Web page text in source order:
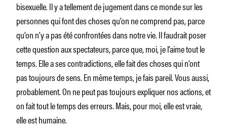
bisexuelle. Il y a tellement de jugement dans ce monde sur les
personnes qui font des choses qu’on ne comprend pas, parce
qu’on n’y a pas été confrontées dans notre vie. Il faudrait poser
cette question aux spectateurs, parce que, moi, je l’aime tout le
temps. Elle a ses contradictions, elle fait des choses qui n’ont
pas toujours de sens. En même temps, je fais pareil. Vous aussi,
probablement. On ne peut pas toujours expliquer nos actions, et
on fait tout le temps des erreurs. Mais, pour moi, elle est vraie,
elle est humaine.